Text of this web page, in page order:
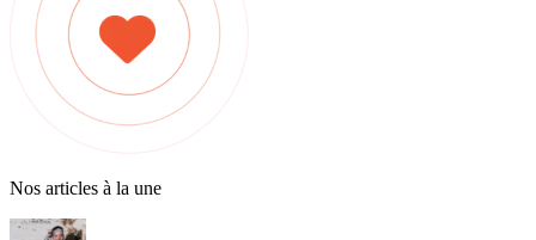
Nos articles à la une